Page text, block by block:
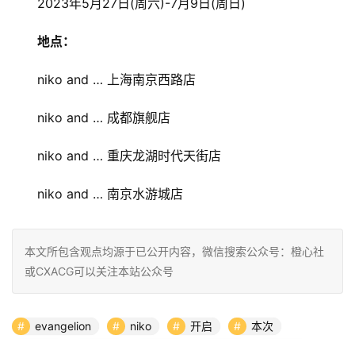
地点：
niko and … 上海南京西路店
niko and … 成都旗舰店
niko and … 重庆龙湖时代天街店
niko and … 南京水游城店
本文所包含观点均源于已公开内容，微信搜索公众号：橙心社
或CXACG可以关注本站公众号
evangelion niko 开启
本次